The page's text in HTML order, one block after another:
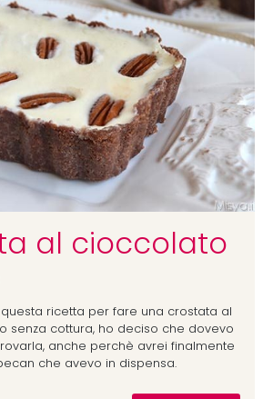
al cioccolato
ricetta per fare una crostata al
senza cottura, ho deciso che dovevo
anche perchè avrei finalmente
che avevo in dispensa.